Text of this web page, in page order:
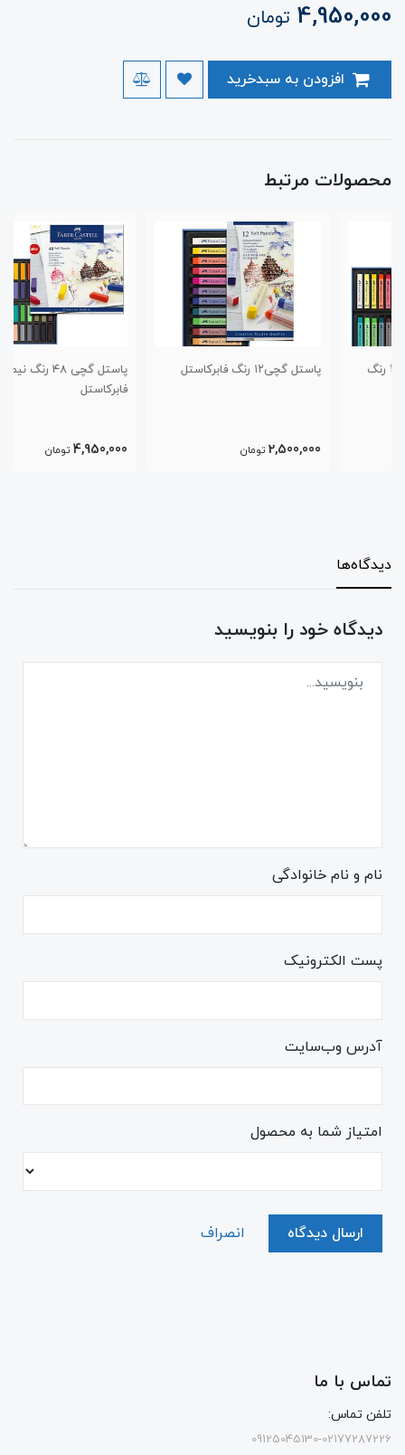
4,950,000 تومان
محصولات مرتبط
پاستل گچی‌۱۲ رنگ فابرکاستل
تومان
پاستل گچی‌ ۴۸ رنگ نیمه
تومان
دیدگاه‌ها
دیدگاه خود را بنویسید
نام و نام خانوادگی
پست الکترونیک
آدرس وب‌سایت
امتیاز شما به محصول
ارسال دیدگاه انصراف
تماس با ما
تلفن تماس:
09125045130-02177287226